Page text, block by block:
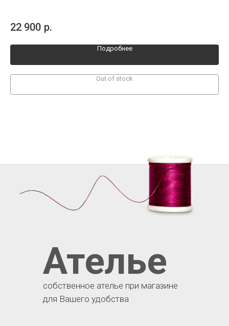
22 900 р.
Подробнее
Out of stock
Ателье
собственное ателье при магазине
для Вашего удобства